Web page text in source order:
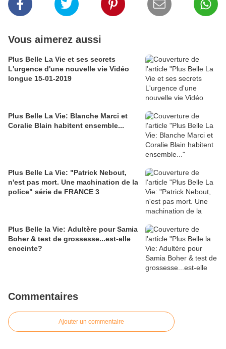
Vous aimerez aussi
Plus Belle La Vie et ses secrets
L'urgence d'une nouvelle vie Vidéo
longue 15-01-2019
Plus Belle La Vie: Blanche Marci et
Coralie Blain habitent ensemble...
Plus Belle La Vie: "Patrick Nebout,
n'est pas mort. Une machination de la
police" série de FRANCE 3
Plus Belle la Vie: Adultère pour Samia
Boher & test de grossesse...est-elle
enceinte?
Commentaires
Ajouter un commentaire